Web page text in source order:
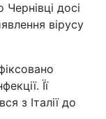
досі
вірусу
Її
з Італії до